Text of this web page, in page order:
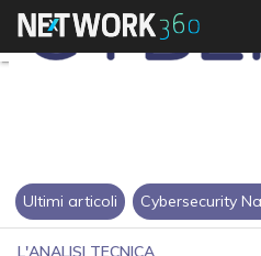
Ultimi articoli Cybersecurity
L'ANALISI TECNICA